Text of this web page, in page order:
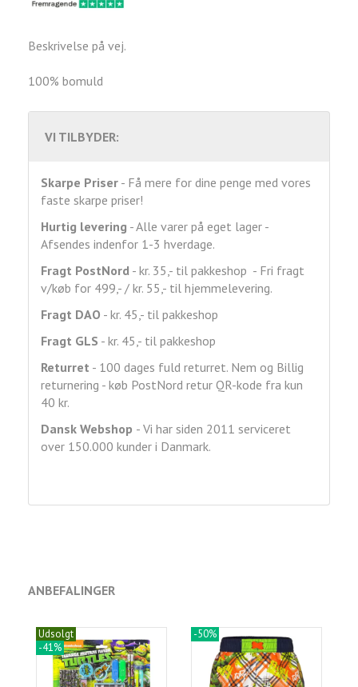
Beskrivelse på vej.
100% bomuld
VI TILBYDER:
Skarpe Priser - Få mere for dine penge med vores
faste skarpe priser!
Hurtig levering - Alle varer på eget lager -
Afsendes indenfor 1-3 hverdage.
Fragt PostNord - kr. 35,- til pakkeshop - Fri fragt
v/køb for 499,- / kr. 55,- til hjemmelevering.
Fragt DAO - kr. 45,- til pakkeshop
Fragt GLS - kr. 45,- til pakkeshop
Returret - 100 dages fuld returret. Nem og Billig
returnering - køb PostNord retur QR-kode fra kun
40 kr.
Dansk Webshop - Vi har siden 2011 serviceret
over 150.000 kunder i Danmark.
ANBEFALINGER
Udsolgt
-41%
-50%